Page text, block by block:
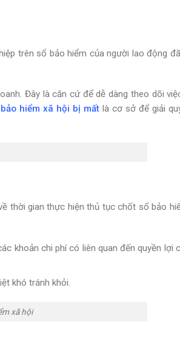
trên sổ bảo hiểm của người lao động
Đây là căn cứ để dễ dàng theo dõi
bảo hiểm xã hội bị mất là cơ sở để giải
thời gian thực hiện thủ tục chốt sổ bảo
khoản chi phí có liên quan đến quyền lợi
khó tránh khỏi.
xã hội